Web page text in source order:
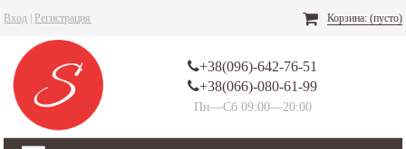
Вход Регистрация Корзина: (пусто)
+38(096)-642-76-51
+38(066)-080-61-99
Пн—Сб 09:00—20:00